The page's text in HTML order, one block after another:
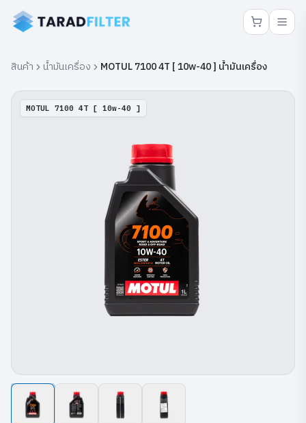
สินค้า น้ำมันเครื่อง MOTUL 7100 4T [ 10w-40 ] น้ำมันเครื่อง
MOTUL 7100 4T [ 10w-40 ]